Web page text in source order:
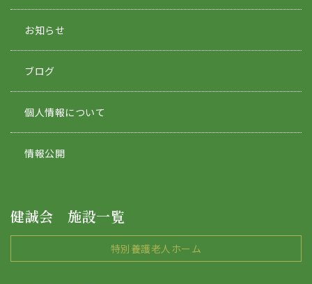
お知らせ
ブログ
個人情報について
情報公開
健誠会 施設一覧
特別養護老人ホーム